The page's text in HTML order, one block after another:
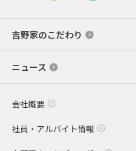
吉野家のこだわり
ニュース
会社概要
社員・アルバイト情報